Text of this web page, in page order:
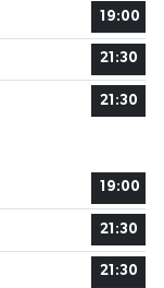
19:00
21:30
21:30
19:00
21:30
21:30